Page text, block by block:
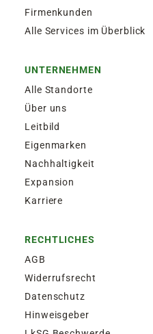
Firmenkunden
Alle Services im Überblick
UNTERNEHMEN
Alle Standorte
Über uns
Leitbild
Eigenmarken
Nachhaltigkeit
Expansion
Karriere
RECHTLICHES
AGB
Widerrufsrecht
Datenschutz
Hinweisgeber